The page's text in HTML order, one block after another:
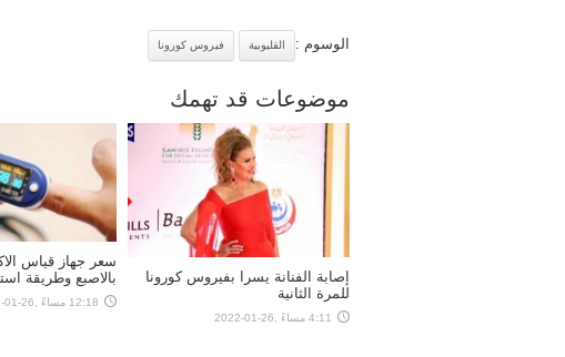
الوسوم : القليوبية فيروس كورونا
موضوعات قد تهمك
إصابة الفنانة يسرا بفيروس كورونا
للمرة الثانية
4:11 مساءً ,26-01-2022
سعر جهاز قياس
بالاصبع وطريقة
12:18 مساءً ,26-01-2022